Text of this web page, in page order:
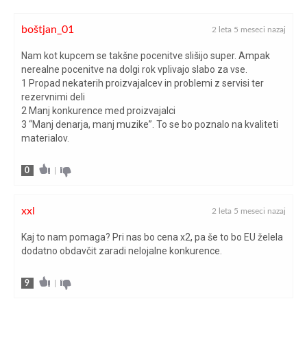
boštjan_01 2 leta 5 meseci nazaj
Nam kot kupcem se takšne pocenitve slišijo super. Ampak
nerealne pocenitve na dolgi rok vplivajo slabo za vse.
1 Propad nekaterih proizvajalcev in problemi z servisi ter
rezervnimi deli
2 Manj konkurence med proizvajalci
3 “Manj denarja, manj muzike”. To se bo poznalo na kvaliteti
materialov.
0
xxl 2 leta 5 meseci nazaj
Kaj to nam pomaga? Pri nas bo cena x2, pa še to bo EU želela
dodatno obdavčit zaradi nelojalne konkurence.
9